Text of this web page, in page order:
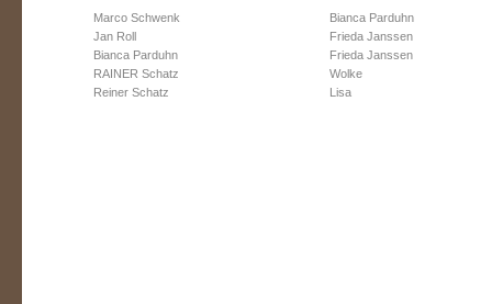
Marco Schwenk
Jan Roll
Bianca Parduhn
RAINER Schatz
Reiner Schatz
Bianca Parduhn
Frieda Janssen
Frieda Janssen
Wolke
Lisa